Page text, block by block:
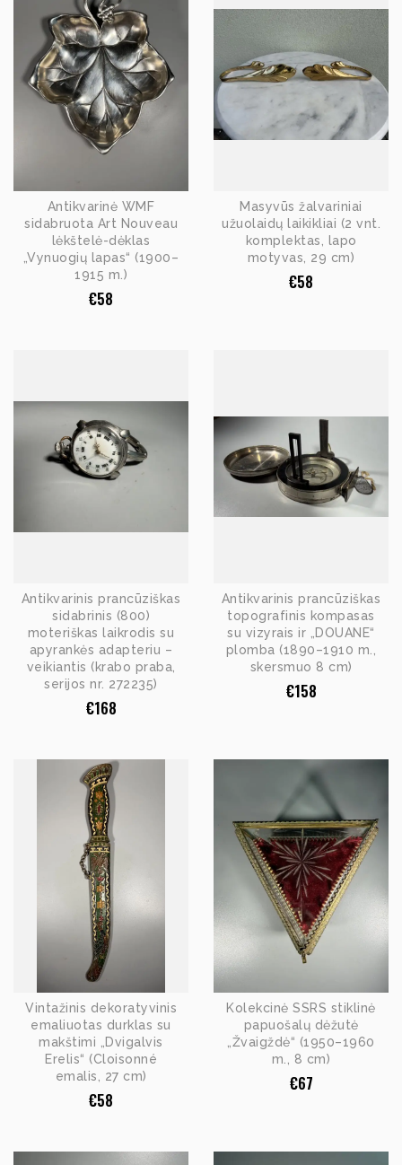
Antikvarinė WMF
sidabruota Art Nouveau
lėkštelė-dėklas
„Vynuogių lapas“ (1900–
1915 m.)
€58
Masyvūs žalvariniai
užuolaidų laikikliai (2 vnt.
komplektas, lapo
motyvas, 29 cm)
€58
Antikvarinis prancūziškas
sidabrinis (800)
moteriškas laikrodis su
apyrankės adapteriu –
veikiantis (krabo praba,
serijos nr. 272235)
€168
Antikvarinis prancūziškas
topografinis kompasas
su vizyrais ir „DOUANE“
plomba (1890–1910 m.,
skersmuo 8 cm)
€158
Vintažinis dekoratyvinis
emaliuotas durklas su
makštimi „Dvigalvis
Erelis“ (Cloisonné
emalis, 27 cm)
€58
Kolekcinė SSRS stiklinė
papuošalų dėžutė
„Žvaigždė“ (1950–1960
m., 8 cm)
€67